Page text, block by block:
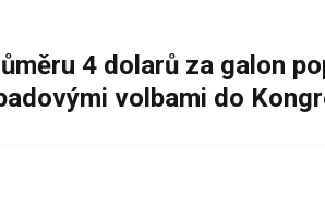
4 dolarů za galon
volbami do